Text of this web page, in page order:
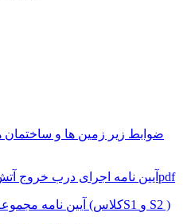
ضوابط زیر زمین ها و
آیین نامه اجرای درب خروج آتش نشانی و دوربند+فایلpdf
آیین نامه مجموعه پمپ های آتش نشانی (کلاسS1 و S2 )